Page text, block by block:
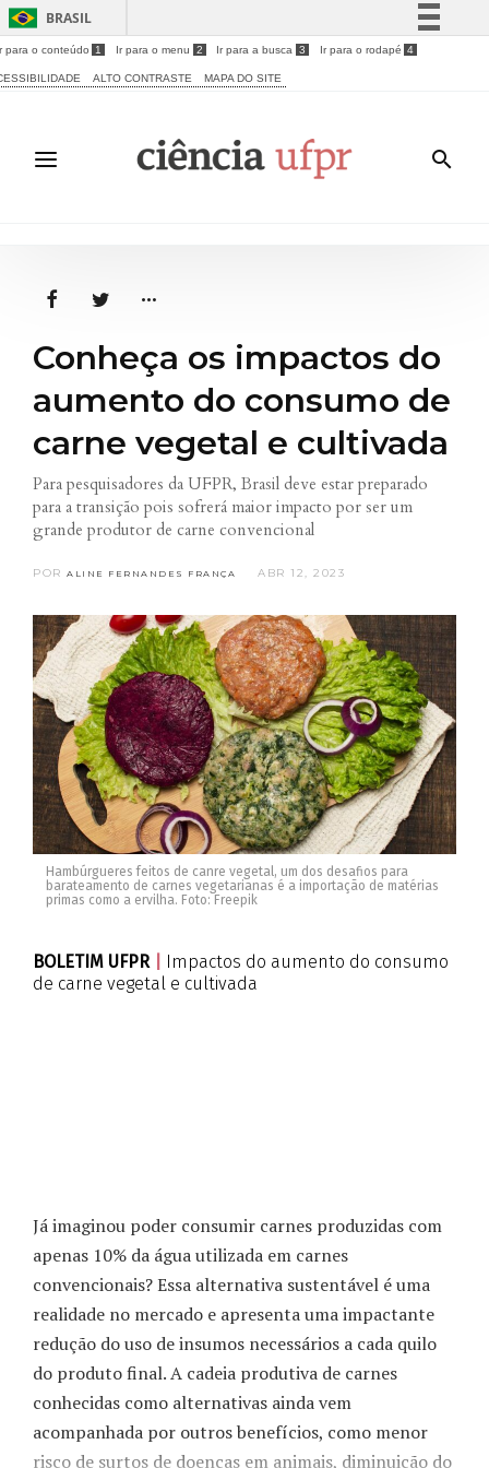
BRASIL
Simplifique!
Acesso à informação
Legislação
para o conteúdo 1 Ir para o menu 2 Ir para a busca 3 Ir para o rodapé 4
ALTO CONTRASTE MAPA DO SITE
Conheça os impactos do
aumento do consumo de
carne vegetal e cultivada
Para pesquisadores da UFPR, Brasil deve estar preparado
para a transição pois sofrerá maior impacto por ser um
grande produtor de carne convencional
POR ALINE FERNANDES FRANÇA ABR 12, 2023
Hambúrgueres feitos de canre vegetal, um dos desafios para
barateamento de carnes vegetarianas é a importação de matérias
primas como a ervilha. Foto: Freepik
BOLETIM UFPR
Impactos do aumento do consumo
de carne vegetal e cultivada
Já imaginou poder consumir carnes produzidas com
apenas 10% da água utilizada em carnes
convencionais? Essa alternativa sustentável é uma
realidade no mercado e apresenta uma impactante
redução do uso de insumos necessários a cada quilo
do produto final. A cadeia produtiva de carnes
conhecidas como alternativas ainda vem
acompanhada por outros benefícios, como menor
risco de surtos de doenças em animais, diminuição do